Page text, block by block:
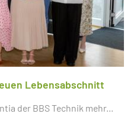
Lebensabschnitt
der BBS Technik mehr...